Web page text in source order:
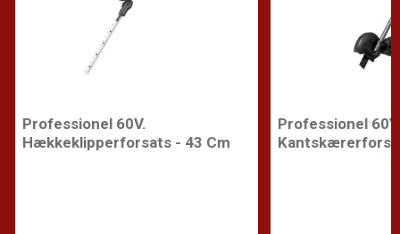
Professionel 60V.
Hækkeklipperforsats - 43 Cm
Professionel